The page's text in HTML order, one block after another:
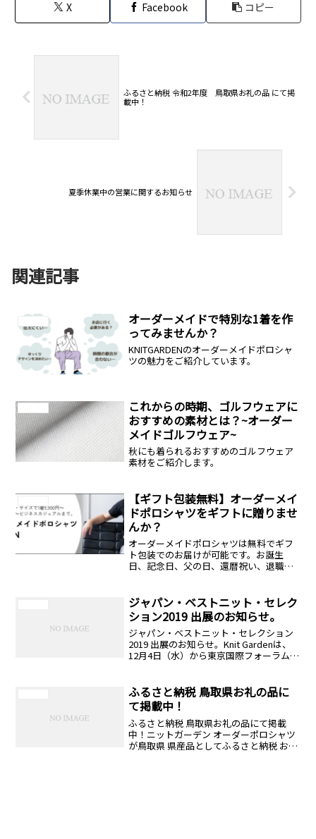
X
Facebook コピー
ふるさと納税 令和2年度 鳥取県お礼の品 にて掲
載中！
夏季休業中の営業に関するお知らせ
関連記事
オーダーメイドで特別な1着を作
ってみませんか？
KNITGARDENのオーダーメイドポロシャ
ツの魅力をご紹介しています。
これからの時期、ゴルフウェアに
おすすめの素材とは？~オーダー
メイドゴルフウェア~
秋にも着られるおすすめのゴルフウェア
素材をご紹介します。
【ギフト包装無料】オーダーメイ
ドポロシャツをギフトに贈りませ
んか？
オーダーメイドポロシャツは無料でギフ
ト包装でのお届けが可能です。お誕生
日、記念日、父の日、還暦祝い、退職祝
ャツを贈りませんか？相手のサイズが分
からない、生地やデザインに悩むという
方でもスタッフが丁寧にサポートいたし
ます。
ジャパン・ベストニット・セレク
ション2019 出展のお知らせ。
ジャパン・ベストニット・セレクション
2019 出展のお知らせ。Knit Gardenは、
12月4日（水）から東京国際フォーラムで
ふるさと納税 鳥取県お礼の品に
て掲載中！
ふるさと納税 鳥取県お礼の品にて掲載
中！ニットガーデン オーダーポロシャツ
が鳥取県 県産品としてふるさと納税 お礼